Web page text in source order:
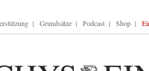
Grundsätze Podcast Shop